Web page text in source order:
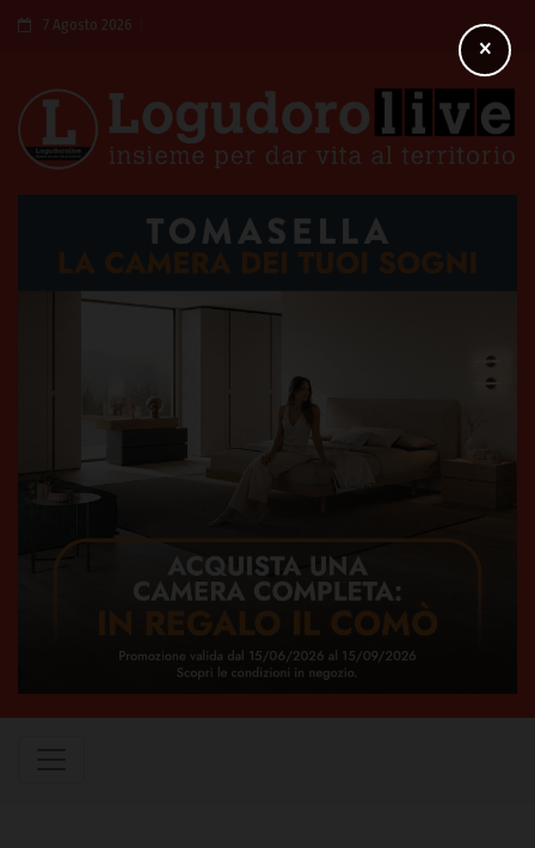
7 Agosto 2026
×